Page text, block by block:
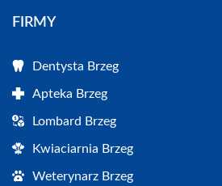
FIRMY
Dentysta Brzeg
Apteka Brzeg
Lombard Brzeg
Kwiaciarnia Brzeg
Weterynarz Brzeg